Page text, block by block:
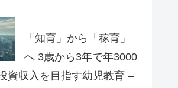
「知育」から「稼育」
へ 3歳から3年で年3000
資収入を目指す幼児教育 –